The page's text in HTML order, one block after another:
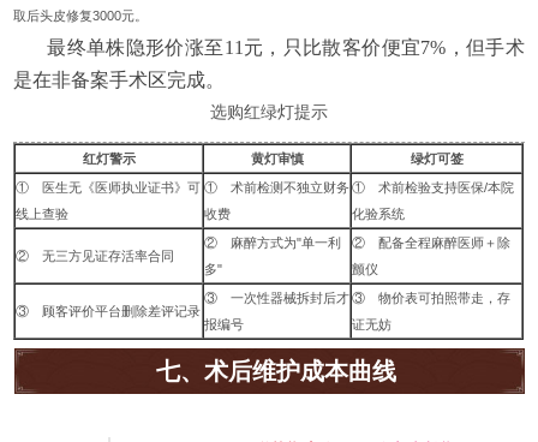
取后头皮修复3000元。
最终单株隐形价涨至11元，只比散客价便宜7%，但手术
是在非备案手术区完成。
选购红绿灯提示
红灯警示 黄灯审慎
绿灯可签
① 医生无《医师执业证书》可
线上查验
① 术前检测不独立财务
收费
① 术前检验支持医保/本院
化验系统
② 无三方见证存活率合同
② 麻醉方式为"单一利
多"
② 配备全程麻醉医师＋除
颤仪
③ 顾客评价平台删除差评记录
③ 一次性器械拆封后才
报编号
③ 物价表可拍照带走，存
证无妨
七、术后维护成本曲线